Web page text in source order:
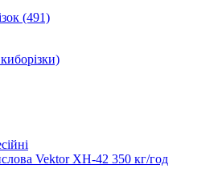
(491)
Vektor XH-42 350 кг/год